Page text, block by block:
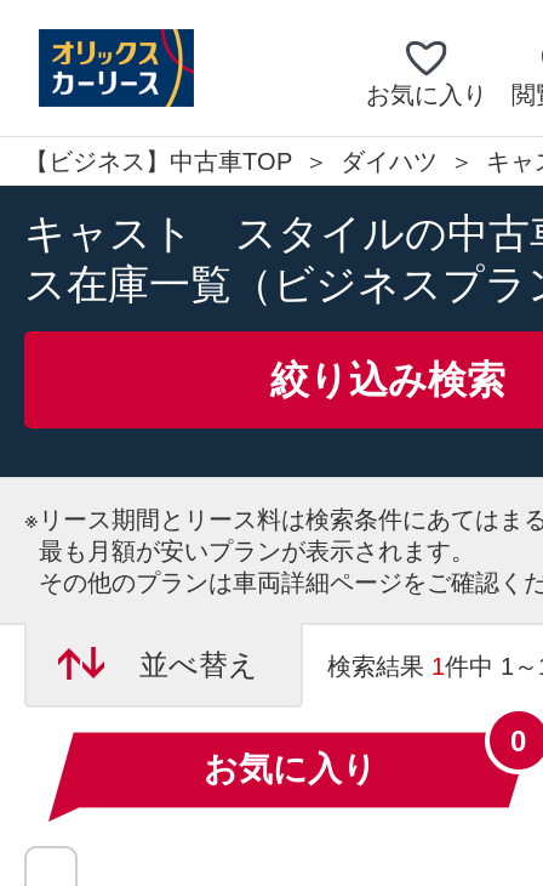
お気に入り 閲
【ビジネス】中古車TOP ダイハツ キ
キャスト スタイルの中古
ス在庫一覧（ビジネスプラ
絞り込み検索
※ リース期間とリース料は検索条件にあてはま
最も月額が安いプランが表示されます。
その他のプランは車両詳細ページをご確認く
並べ替え 検索結果 1件中 1
お気に入り
0